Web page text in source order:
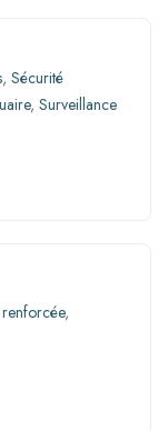
, Sécurité
, Surveillance
,